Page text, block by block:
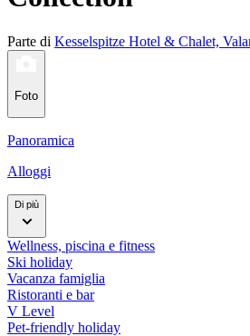
Parte di Kesselspitze Hotel & Chalet,
Foto
Panoramica
Alloggi
Di più
Wellness, piscina e fitness
Ski holiday
Vacanza famiglia
Ristoranti e bar
V Level
Pet-friendly holiday